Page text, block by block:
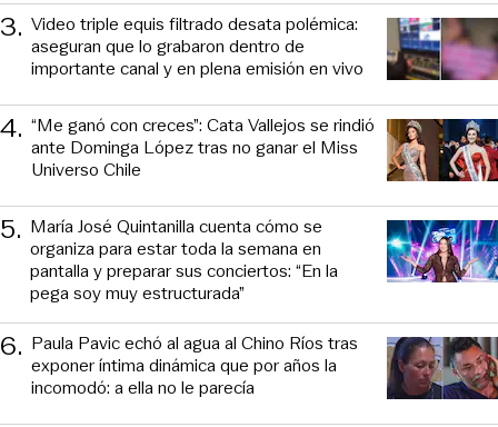
3. Video triple equis filtrado desata polémica:
aseguran que lo grabaron dentro de
importante canal y en plena emisión en vivo
4. “Me ganó con creces”: Cata Vallejos se rindió
ante Dominga López tras no ganar el Miss
Universo Chile
5. María José Quintanilla cuenta cómo se
organiza para estar toda la semana en
pantalla y preparar sus conciertos: “En la
pega soy muy estructurada”
6. Paula Pavic echó al agua al Chino Ríos tras
exponer íntima dinámica que por años la
incomodó: a ella no le parecía